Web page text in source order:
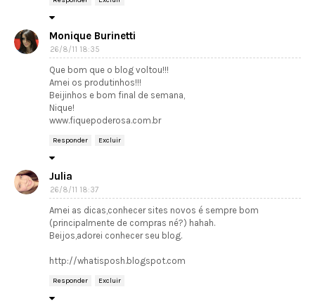
Monique Burinetti
26/8/11 18:35
Que bom que o blog voltou!!!
Amei os produtinhos!!!
Beijinhos e bom final de semana,
Nique!
www.fiquepoderosa.com.br
Responder Excluir
Julia
26/8/11 18:37
Amei as dicas,conhecer sites novos é sempre bom
(principalmente de compras né?) hahah.
Beijos,adorei conhecer seu blog.
http://whatisposh.blogspot.com
Responder Excluir